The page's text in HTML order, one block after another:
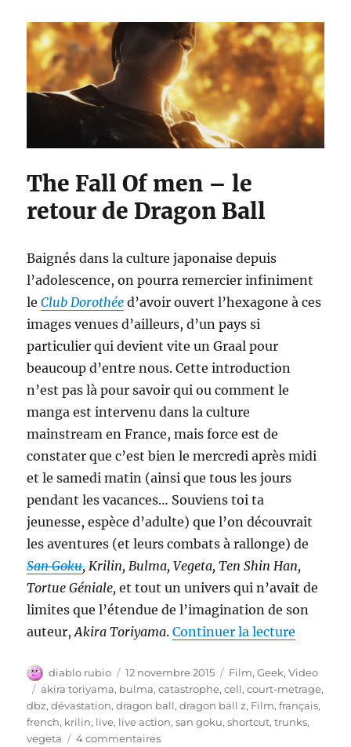
The Fall Of men – le
retour de Dragon Ball
Baignés dans la culture japonaise depuis
l’adolescence, on pourra remercier infiniment
leClub Dorothée d’avoir ouvert l’hexagone à ces
images venues d’ailleurs, d’un pays si
particulier qui devient vite un Graal pour
beaucoup d’entre nous. Cette introduction
n’est pas là pour savoir qui ou comment le
manga est intervenu dans la culture
mainstream en France, mais force est de
constater que c’est bien le mercredi après midi
et le samedi matin (ainsi que tous les jours
pendant les vacances… Souviens toi ta
jeunesse, espèce d’adulte) que l’on découvrait
les aventures (et leurs combats à rallonge) de
San Goku, Krilin, Bulma, Vegeta, Ten Shin Han,
Tortue Géniale, et tout un univers qui n’avait de
limites que l’étendue de l’imagination de son
auteur,Akira Toriyama.Continuer la lecture
Auteur
diablo rubio
Publié
le
12 novembre 2015 Catégories
Film,Geek,Video
Étiquettes
akira toriyama, bulma,catastrophe,cell,court-metrage,
dbz,dévastation,dragon ball,dragon ball z, Film,français,
french, krilin, live, live action,san goku,shortcut,trunks,
vegeta
4 commentairessur